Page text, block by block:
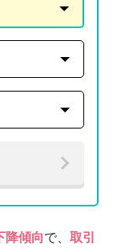
降傾向で、 取引